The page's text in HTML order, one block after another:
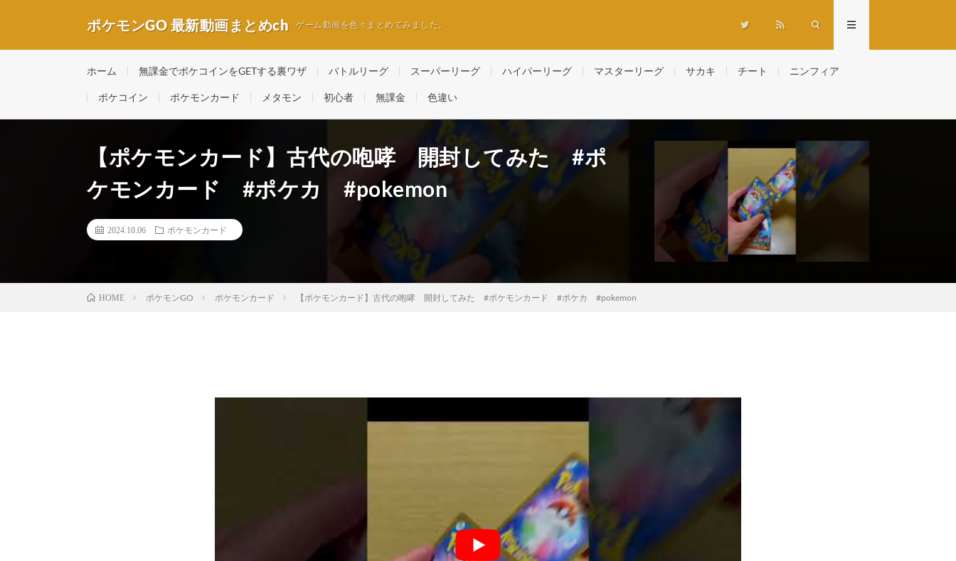
ポケモンGO 最新動画まとめch ゲーム動画を色々まとめてみました。
ホーム 無課金でポケコインをGETする裏ワザ バトルリーグ スーパーリーグ ハイパーリーグ マスターリーグ サカキ チート ニンフィア
ポケコイン ポケモンカード メタモン 初心者 無課金 色違い
【ポケモンカード】古代の咆哮 開封してみた #ポ
ケモンカード #ポケカ #pokemon
2024.10.06 ポケモンカード
HOME ポケモンGO ポケモンカード 【ポケモンカード】古代の咆哮 開封してみた #ポケモンカード #ポケカ #pokemon